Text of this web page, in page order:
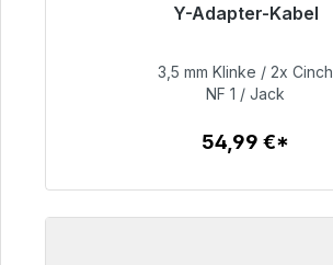
Y-Adapter-Kabel
54,99 €
3,5 mm Klinke / 2x Cinch
NF 1 / Jack
54,99 €*